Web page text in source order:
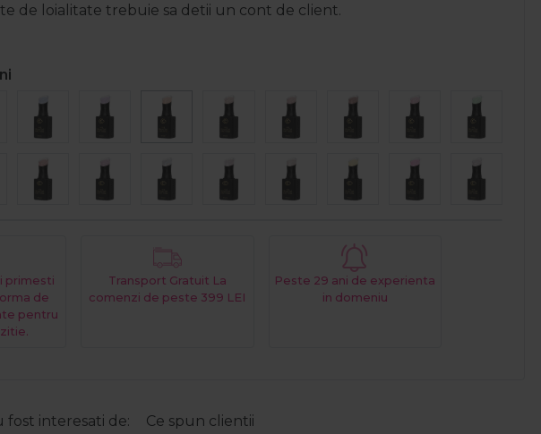
de loialitate trebuie sa detii un cont de client.
primesti
de
pentru
Transport Gratuit La
comenzi de peste 399 LEI
Peste 29 ani de experienta
in domeniu
fost interesati de: Ce spun clientii